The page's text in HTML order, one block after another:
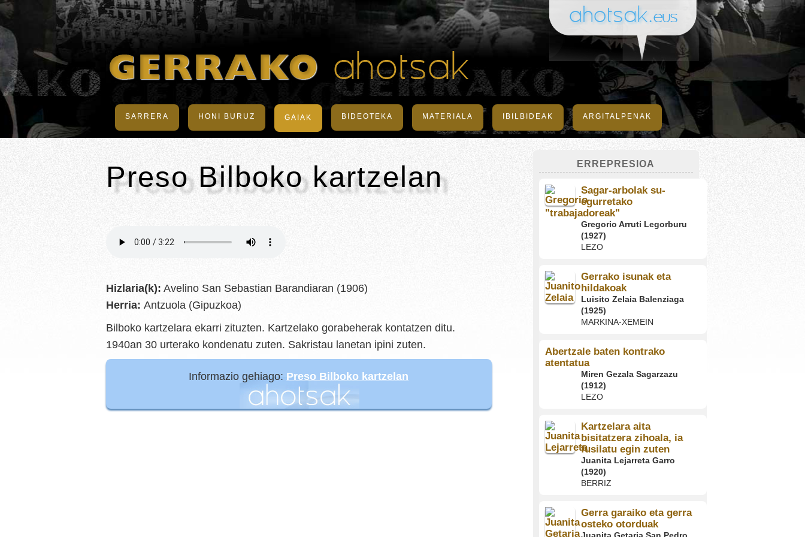
SARRERA HONI BURUZ GAIAK BIDEOTEKA MATERIALA IBILBIDEAK ARGITALPENAK
Preso Bilboko kartzelan
Hizlaria(k): Avelino San Sebastian Barandiaran (1906)
Herria: Antzuola (Gipuzkoa)
Bilboko kartzelara ekarri zituzten. Kartzelako gorabeherak kontatzen ditu.
1940an 30 urterako kondenatu zuten. Sakristau lanetan ipini zuten.
Informazio gehiago: Preso Bilboko kartzelan
ERREPRESIOA
Sagar-arbolak su-
egurretako
"trabajadoreak"
Gregorio Arruti Legorburu
(1927)
LEZO
Gerrako isunak eta
hildakoak
Luisito Zelaia Balenziaga
(1925)
MARKINA-XEMEIN
Abertzale baten kontrako
atentatua
Miren Gezala Sagarzazu
(1912)
LEZO
Kartzelara aita
bisitatzera zihoala, ia
fusilatu egin zuten
Juanita Lejarreta Garro
(1920)
BERRIZ
Gerra garaiko eta gerra
osteko otorduak